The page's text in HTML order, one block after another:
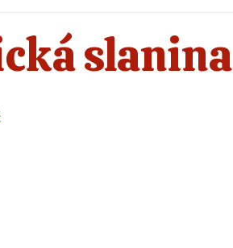
slanina